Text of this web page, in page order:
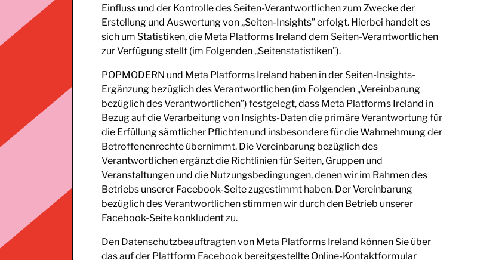
Einfluss und der Kontrolle des Seiten-Verantwortlichen zum Zwecke der
Erstellung und Auswertung von „Seiten-Insights” erfolgt. Hierbei handelt es
sich um Statistiken, die Meta Platforms Ireland dem Seiten-Verantwortlichen
zur Verfügung stellt (im Folgenden „Seitenstatistiken”).
POPMODERN und Meta Platforms Ireland haben in der Seiten-Insights-
Ergänzung bezüglich des Verantwortlichen (im Folgenden „Vereinbarung
bezüglich des Verantwortlichen”) festgelegt, dass Meta Platforms Ireland in
Bezug auf die Verarbeitung von Insights-Daten die primäre Verantwortung für
die Erfüllung sämtlicher Pflichten und insbesondere für die Wahrnehmung der
Betroffenenrechte übernimmt. Die Vereinbarung bezüglich des
Verantwortlichen ergänzt die Richtlinien für Seiten, Gruppen und
Veranstaltungen und die Nutzungsbedingungen, denen wir im Rahmen des
Betriebs unserer Facebook-Seite zugestimmt haben. Der Vereinbarung
bezüglich des Verantwortlichen stimmen wir durch den Betrieb unserer
Facebook-Seite konkludent zu.
Den Datenschutzbeauftragten von Meta Platforms Ireland können Sie über
das auf der Plattform Facebook bereitgestellte Online-Kontaktformular